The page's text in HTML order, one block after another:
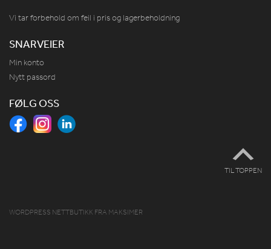
Vi tar forbehold om feil i pris og lagerbeholdning
SNARVEIER
Min konto
Nytt passord
FØLG OSS
TIL TOPPEN
WORDPRESS NETTBUTIKK FRA MAKSIMER